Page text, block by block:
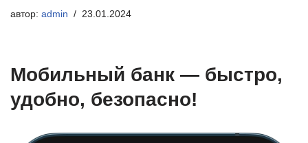
автор: admin 23.01.2024
Мобильный банк — быстро,
удобно, безопасно!